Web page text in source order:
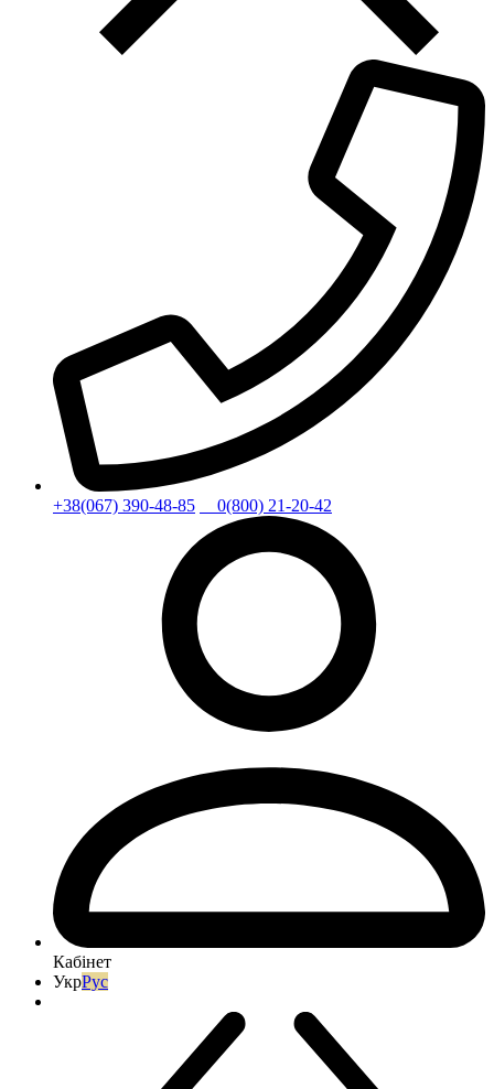
+38(067) 390-48-85 0(800) 21-20-42
Кабінет
УкрРус